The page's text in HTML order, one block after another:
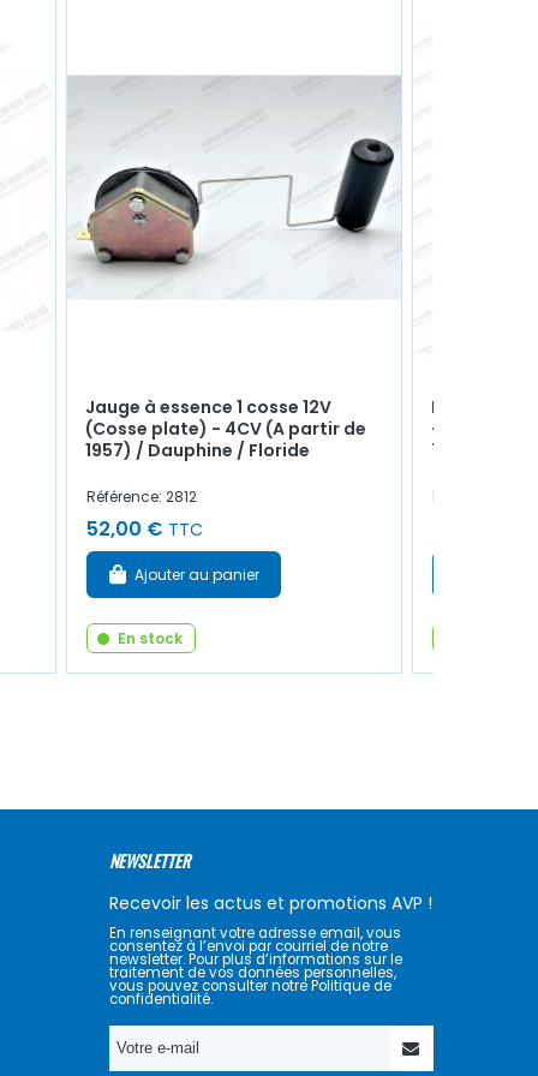
Jauge à essence 1 cosse 12V
(Cosse plate) - 4CV (A partir de
1957) / Dauphine / Floride
Référence: 2812
52,00 € TTC
Ajouter au panier
En stock
Platine de
- Boite
Référence:
NEWSLETTER
Recevoir les actus et promotions AVP !
En renseignant votre adresse email, vous
consentez à l’envoi par courriel de notre
newsletter. Pour plus d’informations sur le
traitement de vos données personnelles,
vous pouvez consulter notre Politique de
confidentialité.